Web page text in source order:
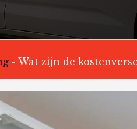
- Wat zijn de